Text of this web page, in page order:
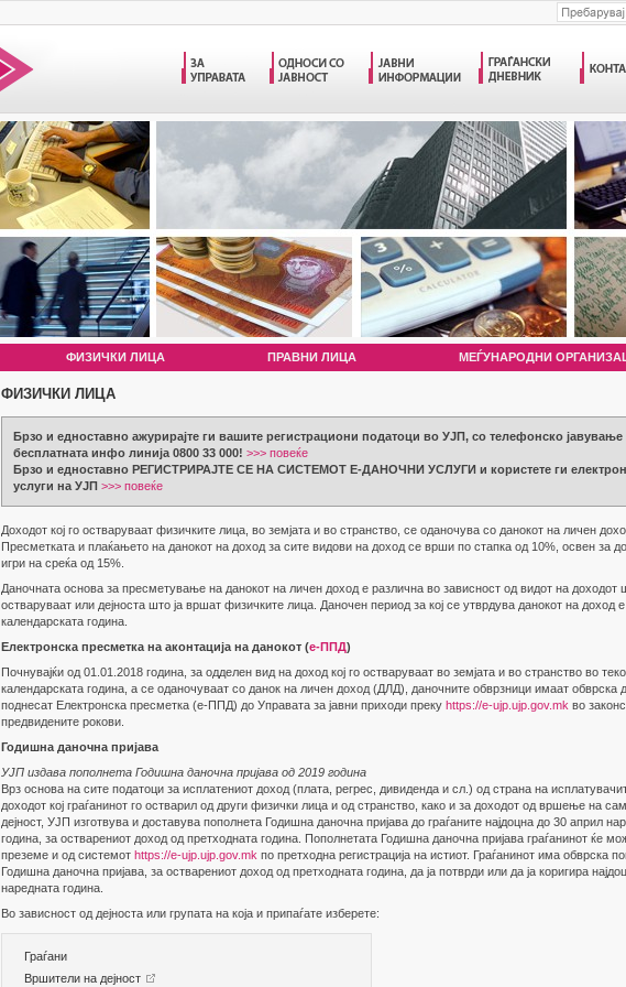
ФИЗИЧКИ ЛИЦА ПРАВНИ ЛИЦА МЕЃУНАРОДНИ
ФИЗИЧКИ ЛИЦА
Брзо и едноставно ажурирајте ги вашите регистрациони податоци во УЈП, со телефонско јавување
бесплатната инфо линија 0800 33 000! >>> повеќе
Брзо и едноставно РЕГИСТРИРАЈТЕ СЕ НА СИСТЕМОТ Е-ДАНОЧНИ УСЛУГИ и користете ги
услуги на УЈП >>> повеќе
Доходот кој го остваруваат физичките лица, во земјата и во странство, се оданочува со данокот на личен
Пресметката и плаќањето на данокот на доход за сите видови на доход се врши по стапка од 10%, освен за
игри на среќа од 15%.
Даночната основа за пресметување на данокот на личен доход е различна во зависност од видот на доходот
остваруваат или дејноста што ја вршат физичките лица. Даночен период за кој се утврдува данокот на доход е
календарската година.
Електронска пресметка на аконтација на данокот (е-ППД)
Почнувајќи од 01.01.2018 година, за одделен вид на доход коj гo остваруваат во земјата и во странство во
календарската година, а се оданочуваат со данок на личен доход (ДЛД), даночните обврзници имаат обврска
поднесат Електронска пресметка (е-ППД) до Управата за јавни приходи преку https://e-ujp.ujp.gov.mk во
предвидените рокови.
Годишна даночна пријава
УЈП издава пополнета Годишна даночна пријава од 2019 година
Врз основа на сите податоци за исплатениот доход (плата, регрес, дивиденда и сл.) од страна на
доходот кој граѓанинот го остварил од други физички лица и од странство, како и за доходот од вршење на
дејност, УЈП изготвува и доставува пополнета Годишна даночна пријава до граѓаните најдоцна до 30 април
година, за остварениот доход од претходната година. Пополнетата Годишна даночна пријава граѓанинот ќе
преземе и од системот https://e-ujp.ujp.gov.mk по претходна регистрација на истиот. Граѓанинот има обврска
Годишна даночна пријава, за остварениот доход од претходната година, да ја потврди или да ја коригира
наредната година.
Во зависност од дејноста или групата на која и припаѓате изберете:
Граѓани
Вршители на дејност